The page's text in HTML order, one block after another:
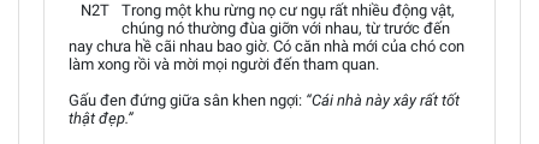
N2T
Trong một khu rừng nọ cư ngụ rất nhiều động vật,
chúng nó thường đùa giỡn với nhau, từ trước đến
nay chưa hề cãi nhau bao giờ. Có căn nhà mới của chó con
làm xong rồi và mời mọi người đến tham quan.
Gấu đen đứng giữa sân khen ngợi: “Cái nhà này xây rất tốt
thật đẹp.”